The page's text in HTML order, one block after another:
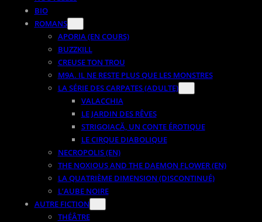
BIO
ROMANS
APORIA (EN COURS)
BUZZKILL
CREUSE TON TROU
M9A. IL NE RESTE PLUS QUE LES MONSTRES
LA SÉRIE DES CARPATES (ADULTE)
VALACCHIA
LE JARDIN DES RÊVES
STRIGOIACĂ, UN CONTE ÉROTIQUE
LE CIRQUE DIABOLIQUE
NECROPOLIS (EN)
THE NOXIOUS AND THE DAEMON FLOWER (EN)
LA QUATRIÈME DIMENSION (DISCONTINUÉ)
L’AUBE NOIRE
AUTRE FICTION
THÉÂTRE